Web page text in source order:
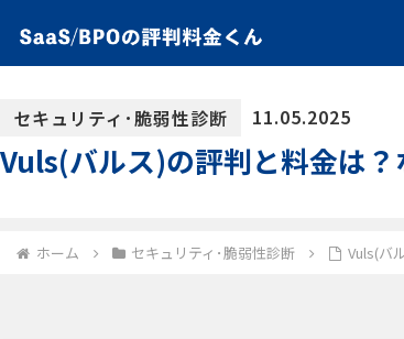
セキュリティ･脆弱性診断 11.05.2025
Vuls(バルス)の評判と料金は
ホーム セキュリティ･脆弱性診断 Vuls(バ